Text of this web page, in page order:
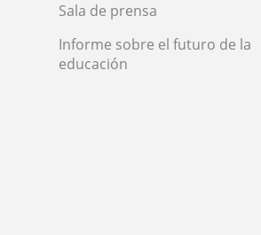
Sala de prensa
Informe sobre el futuro de la
educación